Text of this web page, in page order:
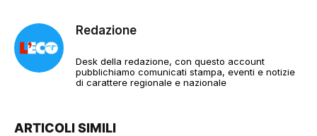
Redazione
Desk della redazione, con questo account
pubblichiamo comunicati stampa, eventi e notizie
di carattere regionale e nazionale
ARTICOLI SIMILI